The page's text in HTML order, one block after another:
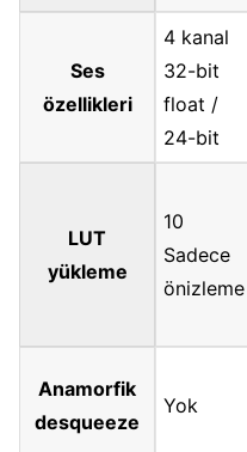
Ses
özellikleri
4 kanal
32-bit
float /
24-bit
LUT
yükleme
10
Sadece
önizleme
Anamorfik
desqueeze
Yok